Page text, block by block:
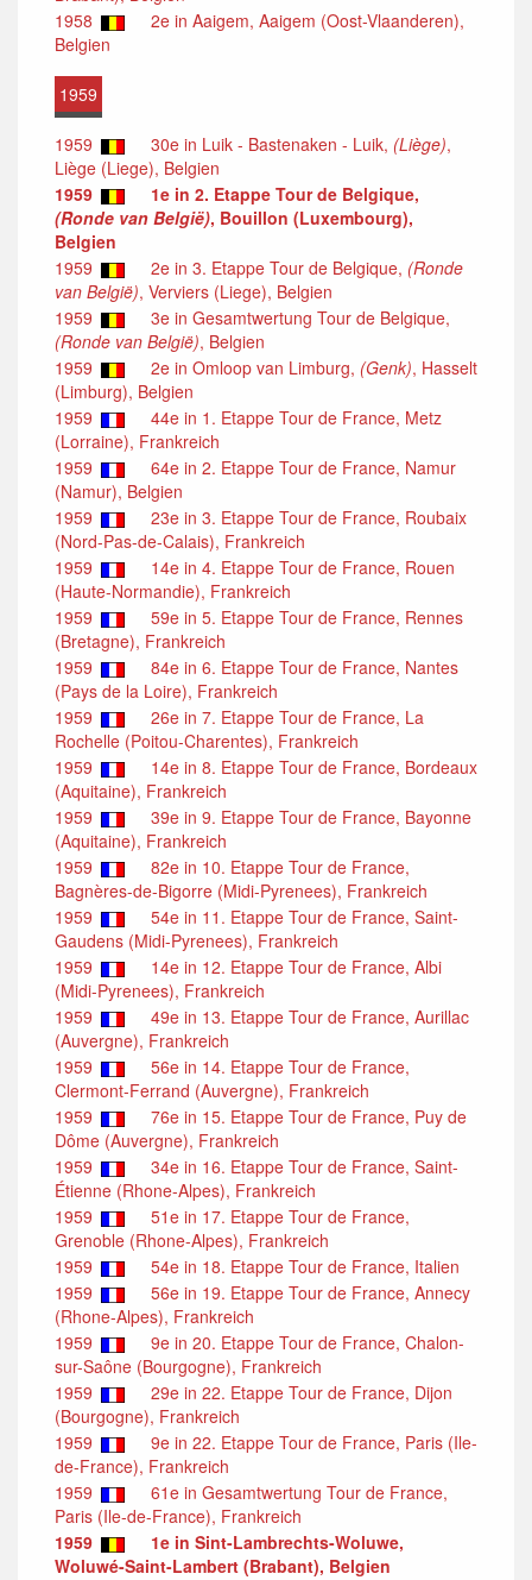
1958
2e in Aaigem, Aaigem (Oost-Vlaanderen),
Belgien
1959
1959 30e in Luik - Bastenaken - Luik, (Liège),
Liège (Liege), Belgien
1959
1e in 2. Etappe Tour de Belgique,
(Ronde van België), Bouillon (Luxembourg),
Belgien
1959
2e in 3. Etappe Tour de Belgique, (Ronde
van België), Verviers (Liege), Belgien
1959
3e in Gesamtwertung Tour de Belgique,
(Ronde van België), Belgien
1959
2e in Omloop van Limburg, (Genk), Hasselt
(Limburg), Belgien
1959
44e in 1. Etappe Tour de France, Metz
(Lorraine), Frankreich
1959
64e in 2. Etappe Tour de France, Namur
(Namur), Belgien
1959
23e in 3. Etappe Tour de France, Roubaix
(Nord-Pas-de-Calais), Frankreich
1959
14e in 4. Etappe Tour de France, Rouen
(Haute-Normandie), Frankreich
1959
59e in 5. Etappe Tour de France, Rennes
(Bretagne), Frankreich
1959
84e in 6. Etappe Tour de France, Nantes
(Pays de la Loire), Frankreich
1959
26e in 7. Etappe Tour de France, La
Rochelle (Poitou-Charentes), Frankreich
1959
14e in 8. Etappe Tour de France, Bordeaux
(Aquitaine), Frankreich
1959
39e in 9. Etappe Tour de France, Bayonne
(Aquitaine), Frankreich
1959
82e in 10. Etappe Tour de France,
Bagnères-de-Bigorre (Midi-Pyrenees), Frankreich
1959
54e in 11. Etappe Tour de France, Saint-
Gaudens (Midi-Pyrenees), Frankreich
1959
14e in 12. Etappe Tour de France, Albi
(Midi-Pyrenees), Frankreich
1959
49e in 13. Etappe Tour de France, Aurillac
(Auvergne), Frankreich
1959
56e in 14. Etappe Tour de France,
Clermont-Ferrand (Auvergne), Frankreich
1959
76e in 15. Etappe Tour de France, Puy de
Dôme (Auvergne), Frankreich
1959
34e in 16. Etappe Tour de France, Saint-
Étienne (Rhone-Alpes), Frankreich
1959
51e in 17. Etappe Tour de France,
Grenoble (Rhone-Alpes), Frankreich
1959
54e in 18. Etappe Tour de France, Italien
1959
56e in 19. Etappe Tour de France, Annecy
(Rhone-Alpes), Frankreich
1959
9e in 20. Etappe Tour de France, Chalon-
sur-Saône (Bourgogne), Frankreich
1959
29e in 22. Etappe Tour de France, Dijon
(Bourgogne), Frankreich
1959
9e in 22. Etappe Tour de France, Paris (Ile-
de-France), Frankreich
1959
61e in Gesamtwertung Tour de France,
Paris (Ile-de-France), Frankreich
1959
1e in Sint-Lambrechts-Woluwe,
Woluwé-Saint-Lambert (Brabant), Belgien